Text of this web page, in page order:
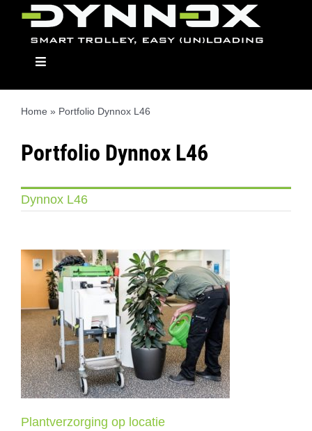
Skip
Toggle
Dynnox
The Models
Dealers
Shop
Contact
Home » Portfolio Dynnox L46
Portfolio Dynnox L46
Dynnox L46
Plantverzorging op locatie
Dynnox L46
Plantverzorging op locatie